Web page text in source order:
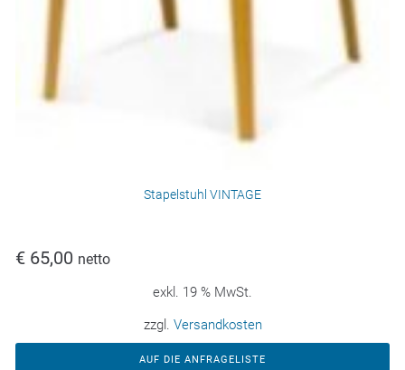
Stapelstuhl VINTAGE
€ 65,00 netto
exkl. 19 % MwSt.
zzgl. Versandkosten
AUF DIE ANFRAGELISTE